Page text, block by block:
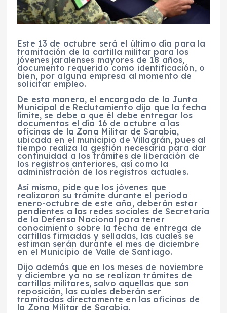
Este 13 de octubre será el último día para la
tramitación de la cartilla militar para los
jóvenes jaralenses mayores de 18 años,
documento requerido como identificación, o
bien, por alguna empresa al momento de
solicitar empleo.
De esta manera, el encargado de la Junta
Municipal de Reclutamiento dijo que la fecha
límite, se debe a que él debe entregar los
documentos el día 16 de octubre a las
oficinas de la Zona Militar de Sarabia,
ubicada en el municipio de Villagrán, pues al
tiempo realiza la gestión necesaria para dar
continuidad a los trámites de liberación de
los registros anteriores, así como la
administración de los registros actuales.
Así mismo, pide que los jóvenes que
realizaron su trámite durante el periodo
enero-octubre de este año, deberán estar
pendientes a las redes sociales de Secretaría
de la Defensa Nacional para tener
conocimiento sobre la fecha de entrega de
cartillas firmadas y selladas, las cuales se
estiman serán durante el mes de diciembre
en el Municipio de Valle de Santiago.
Dijo además que en los meses de noviembre
y diciembre ya no se realizan trámites de
cartillas militares, salvo aquellas que son
reposición, las cuales deberán ser
tramitadas directamente en las oficinas de
la Zona Militar de Sarabia.